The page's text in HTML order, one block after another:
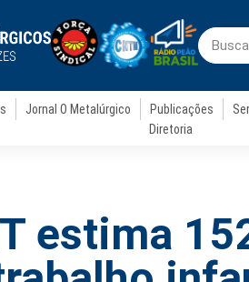
Jornal O Metalúrgico Publicações
Diretoria
estima